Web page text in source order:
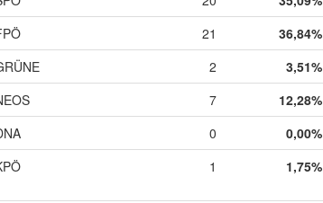
21 36,84%
2 3,51%
7 12,28%
0 0,00%
1 1,75%